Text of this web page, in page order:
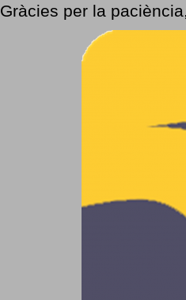
Gràcies per la